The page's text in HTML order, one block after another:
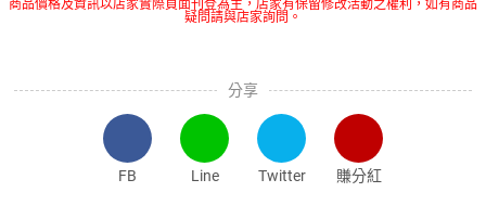
商品價格及資訊以店家實際頁面刊登為主，店家有保留修改活動之權利，如有商品
疑問請與店家詢問。
分享
FB Line Twitter 賺分紅